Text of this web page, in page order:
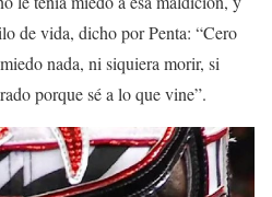
de vida, dicho por Penta: “Cero
nada, ni siquiera morir, si
porque sé a lo que vine”.